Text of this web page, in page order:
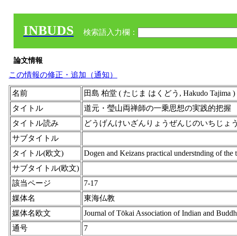
INBUDS 検索語入力欄：
論文情報
この情報の修正・追加（通知）
名前
田島 柏堂 ( たじま はくどう, Hakudo Tajima
タイトル
道元・瑩山両禅師の一乗思想の実践的把握
タイトル読み
どうげんけいざんりょうぜんじのいちじょ
サブタイトル
タイトル(欧文)
Dogen and Keizans practical understnding of the
サブタイトル(欧文)
該当ページ
7-17
媒体名
東海仏教
媒体名欧文
Journal of Tōkai Association of Indian and
通号
7